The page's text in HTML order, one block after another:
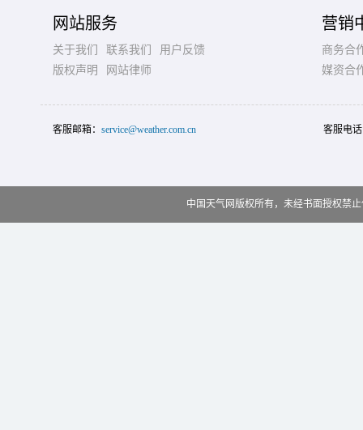
网站服务
关于我们 联系我们
用户反馈
版权声明
网站律师
营销
商务合
媒资合
客服邮箱： service@weather.com.cn 客服电
中国天气网版权所有，未经书面授权